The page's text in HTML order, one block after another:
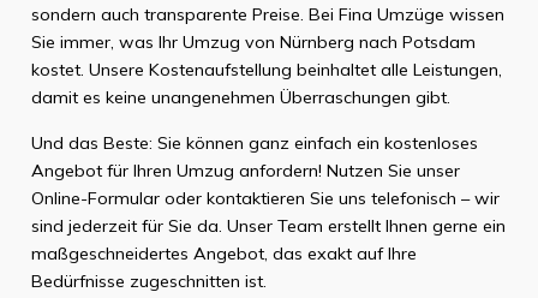
sondern auch transparente Preise. Bei Fina Umzüge wissen
Sie immer, was Ihr Umzug von Nürnberg nach Potsdam
kostet. Unsere Kostenaufstellung beinhaltet alle Leistungen,
damit es keine unangenehmen Überraschungen gibt.
Und das Beste: Sie können ganz einfach ein kostenloses
Angebot für Ihren Umzug anfordern! Nutzen Sie unser
Online-Formular oder kontaktieren Sie uns telefonisch – wir
sind jederzeit für Sie da. Unser Team erstellt Ihnen gerne ein
maßgeschneidertes Angebot, das exakt auf Ihre
Bedürfnisse zugeschnitten ist.